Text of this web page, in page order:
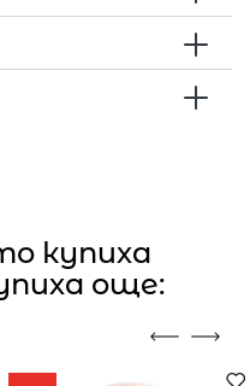
купиха
още: